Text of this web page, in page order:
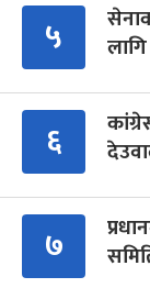
५
६
७